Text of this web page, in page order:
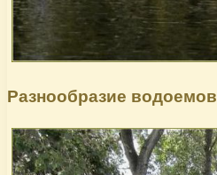
Разнообразие водоемов